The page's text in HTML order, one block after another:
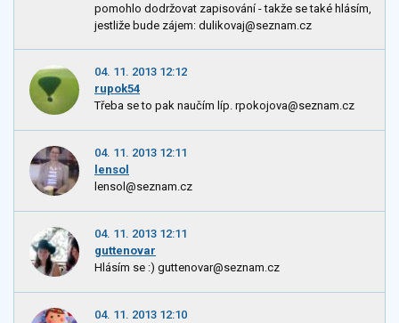
pomohlo dodržovat zapisování - takže se také hlásím,
jestliže bude zájem: dulikovaj@seznam.cz
04. 11. 2013 12:12
rupok54
Třeba se to pak naučím líp. rpokojova@seznam.cz
04. 11. 2013 12:11
lensol
lensol@seznam.cz
04. 11. 2013 12:11
guttenovar
Hlásím se :) guttenovar@seznam.cz
04. 11. 2013 12:10